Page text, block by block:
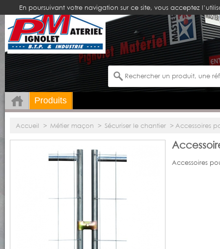
En poursuivant votre navigation sur ce site, vous acceptez
Produits
Accueil > Métier maçon > Sécuriser le chantier > Accessoires
Accessoires